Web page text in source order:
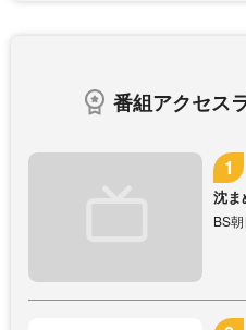
番組アクセス
沈ま
BS